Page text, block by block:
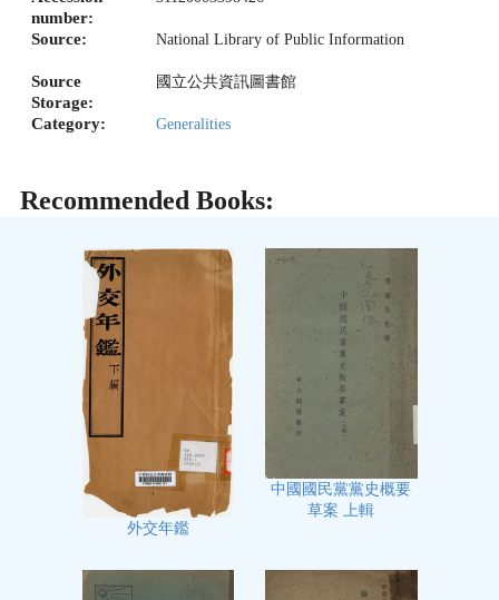
number:
Source: National Library of Public Information
Source
Storage:
國立公共資訊圖書館
Category: Generalities
Recommended Books:
外交年鑑
中國國民黨黨史概要
草案 上輯